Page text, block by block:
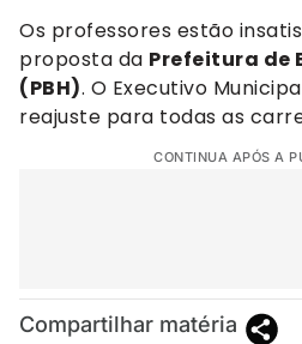
Os professores estão
proposta da Prefeitura de
(PBH). O Executivo
reajuste para todas as
CONTINUA APÓS A
Compartilhar matéria